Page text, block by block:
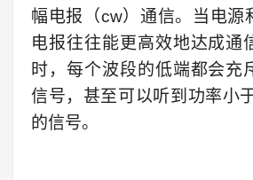
幅电报（cw）通信。当电源
电报往往能更高效地达成通
时，每个波段的低端都会充
信号，甚至可以听到功率小
的信号。